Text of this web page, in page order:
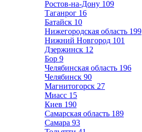
Ростов-на-Дону 109
Таганрог 16
Батайск 10
Нижегородская область 199
Нижний Новгород 101
Дзержинск 12
Бор 9
Челябинская область 196
Челябинск 90
Магнитогорск 27
Миасс 15
Киев 190
Самарская область 189
Самара 93